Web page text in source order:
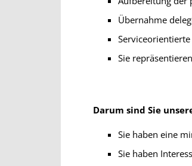
Übernahme
Sie
Darum sind Sie
Sie haben eine
Sie haben